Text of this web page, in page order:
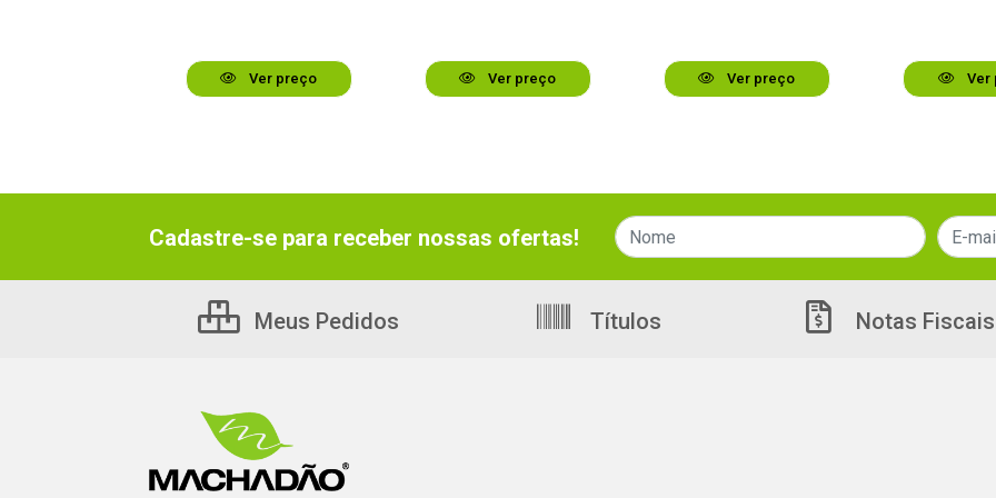
Ver preço Ver preço Ver preço Ver
Cadastre-se para receber nossas ofertas!
Meus Pedidos Títulos Notas Fiscais